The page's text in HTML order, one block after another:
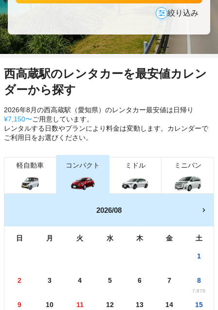
絞り込み
西高蔵駅のレンタカーを最安値カレン
ダーから探す
2026年8月の西高蔵駅（愛知県）のレンタカー最安値は日帰り
¥7,150〜ご用意しています。
レンタルする日数やプランにより料金は変動します。カレンダーで
ご利用日をお選びください。
軽自動車 コンパクト ミドル ミニバン
2026/08
日 月 火 水 木 金 土
1
2 3 4 5 6 7 8
7,876
9 10 11 12 13 14 15